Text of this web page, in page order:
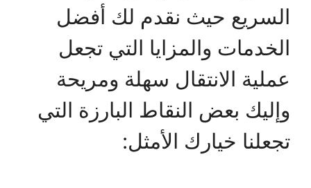
السريع حيث نقدم لك أفضل
الخدمات والمزايا التي تجعل
عملية الانتقال سهلة ومريحة
وإليك بعض النقاط البارزة التي
تجعلنا خيارك الأمثل: